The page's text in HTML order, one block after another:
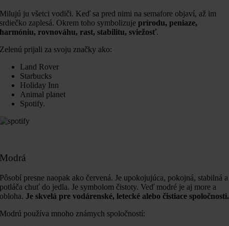
Milujú ju všetci vodiči. Keď sa pred nimi na semafore objaví, až im
srdiečko zaplesá. Okrem toho symbolizujeprírodu, peniaze,
harmóniu, rovnováhu, rast, stabilitu, sviežosť.
Zelenú prijali za svoju značky ako:
Land Rover
Starbucks
Holiday Inn
Animal planet
Spotify.
Modrá
Pôsobí presne naopak ako červená. Je upokojujúca, pokojná, stabilná a
potláča chuť do jedla. Je symbolom čistoty. Veď modré je aj more a
obloha. Je skvelá pre vodárenské, letecké alebo čistiace spoločnosti.
Modrú používa mnoho známych spoločností: